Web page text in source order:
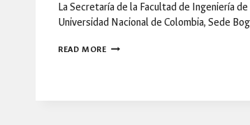
La Secretaría de la Facultad de Ingeniería de
Universidad Nacional de Colombia, Sede
READ MOREAVANZA